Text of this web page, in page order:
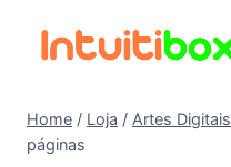
Home / Loja / Artes Digitais
páginas